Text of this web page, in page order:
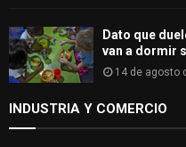
Dato que
van a dormir
14 de agosto
INDUSTRIA Y COMERCIO